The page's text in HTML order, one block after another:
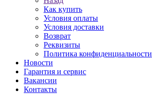
Как купить
Условия оплаты
Условия доставки
Возврат
Реквизиты
Политика конфиденциальности
Новости
Гарантия и сервис
Вакансии
Контакты